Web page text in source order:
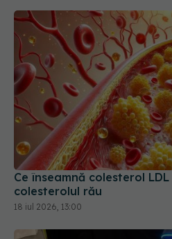
Ce înseamnă colesterol
colesterolul rău
18 iul 2026, 13:00